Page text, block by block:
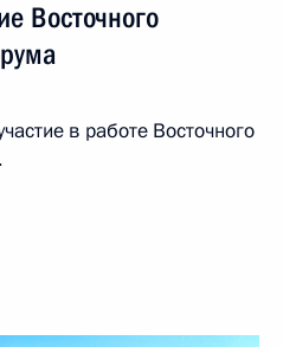
Восточного
в работе Восточного